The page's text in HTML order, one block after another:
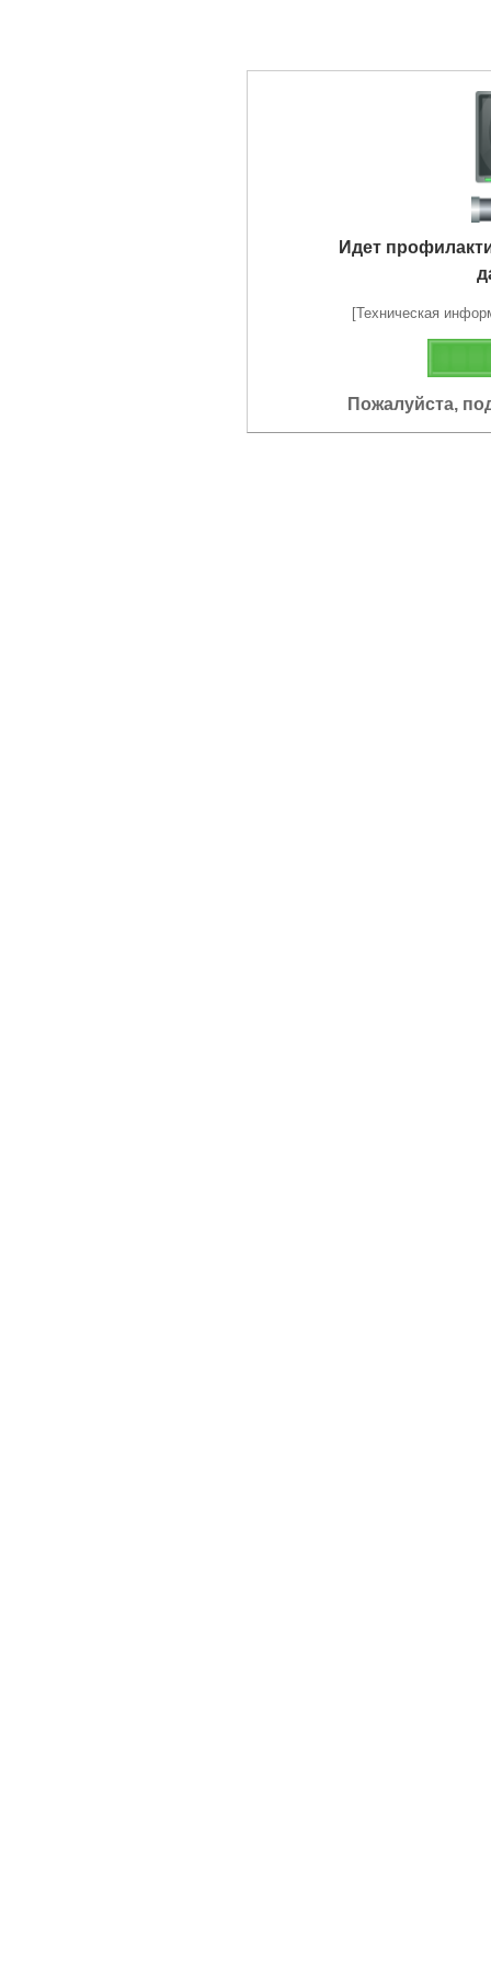
Идет
[Техническая
Пожалуйста,